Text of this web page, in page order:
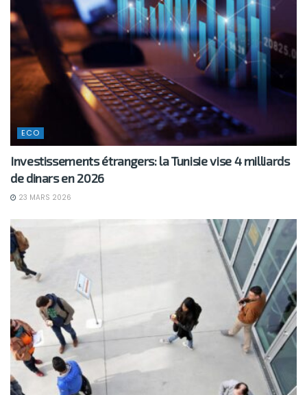
ECO
Investissements étrangers: la Tunisie vise 4 milliards
de dinars en 2026
23 MARS 2026